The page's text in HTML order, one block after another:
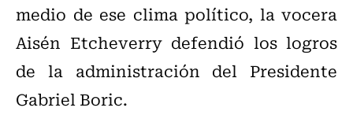
medio de ese clima político, la vocera
Aisén Etcheverry defendió los logros
de la administración del Presidente
Gabriel Boric.